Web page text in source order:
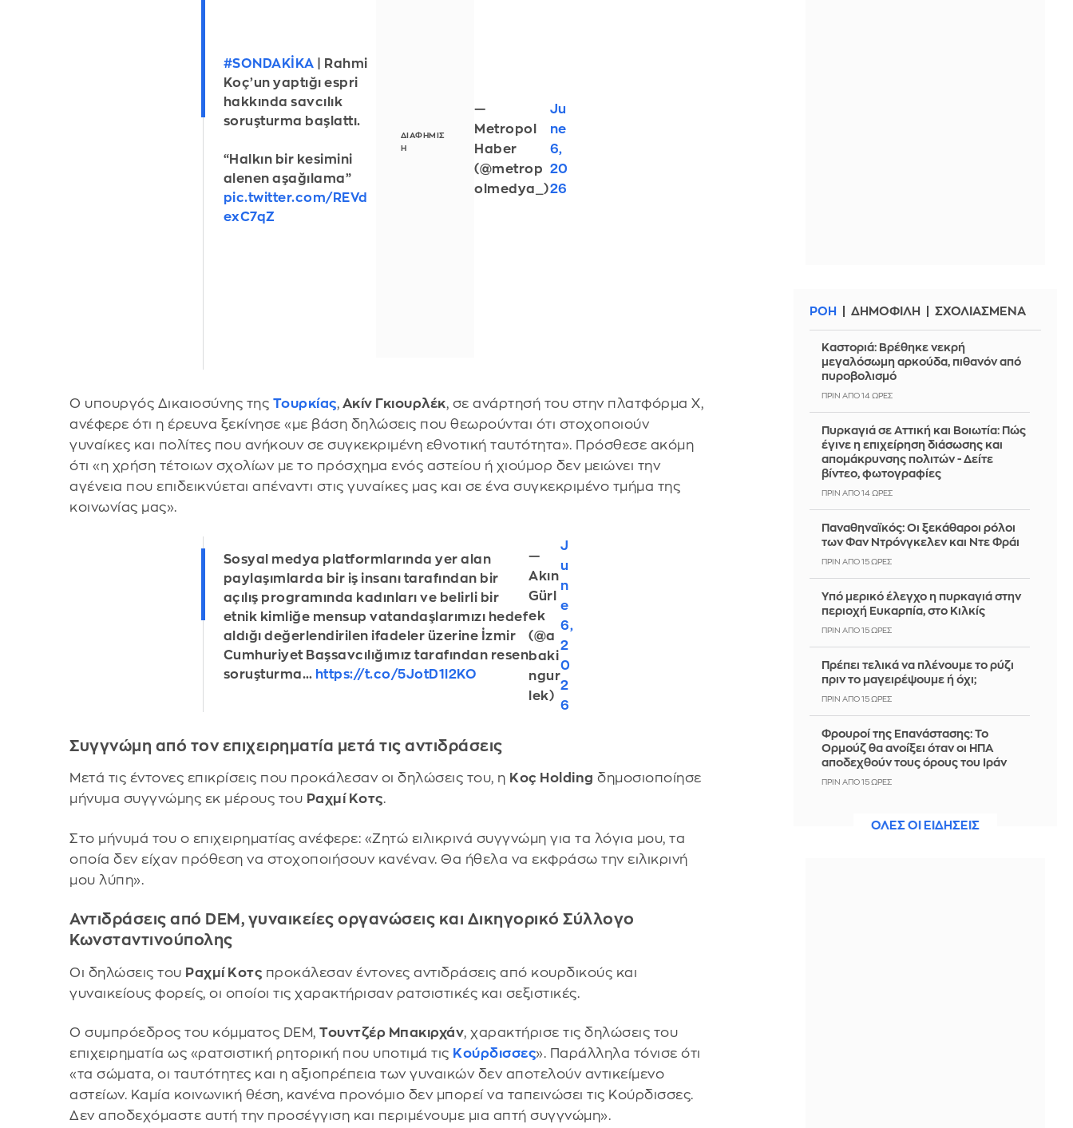
#SONDAKİKA | Rahmi
Koç’un yaptığı espri
hakkında savcılık
soruşturma başlattı.
“Halkın bir kesimini
alenen aşağılama”
pic.twitter.com/REVd
exC7qZ
—
Metropol
Haber
(@metrop
olmedya_)
Ju
ne
6,
20
26
Ο υπουργός Δικαιοσύνης της Τουρκίας, Ακίν Γκιουρλέκ, σε ανάρτησή του στην πλατφόρμα Χ,
ανέφερε ότι η έρευνα ξεκίνησε «με βάση δηλώσεις που θεωρούνται ότι στοχοποιούν
γυναίκες και πολίτες που ανήκουν σε συγκεκριμένη εθνοτική ταυτότητα». Πρόσθεσε ακόμη
ότι «η χρήση τέτοιων σχολίων με το πρόσχημα ενός αστείου ή χιούμορ δεν μειώνει την
αγένεια που επιδεικνύεται απέναντι στις γυναίκες μας και σε ένα συγκεκριμένο τμήμα της
κοινωνίας μας».
Sosyal medya platformlarında yer alan
paylaşımlarda bir iş insanı tarafından bir
açılış programında kadınları ve belirli bir
etnik kimliğe mensup vatandaşlarımızı hedef
aldığı değerlendirilen ifadeler üzerine İzmir
Cumhuriyet Başsavcılığımız tarafından resen
soruşturma… https://t.co/5JotD1l2KO
—
Akın
Gürl
ek
(@a
baki
ngur
lek)
J
u
n
e
6,
2
0
2
6
Συγγνώμη από τον επιχειρηματία μετά τις αντιδράσεις
Μετά τις έντονες επικρίσεις που προκάλεσαν οι δηλώσεις του, η Koç Holding δημοσιοποίησε
μήνυμα συγγνώμης εκ μέρους του Ραχμί Κοτς.
Στο μήνυμά του ο επιχειρηματίας ανέφερε: «Ζητώ ειλικρινά συγγνώμη για τα λόγια μου, τα
οποία δεν είχαν πρόθεση να στοχοποιήσουν κανέναν. Θα ήθελα να εκφράσω την ειλικρινή
μου λύπη».
Αντιδράσεις από DEM, γυναικείες οργανώσεις και Δικηγορικό Σύλλογο
Κωνσταντινούπολης
Οι δηλώσεις του Ραχμί Κοτς προκάλεσαν έντονες αντιδράσεις από κουρδικούς και
γυναικείους φορείς, οι οποίοι τις χαρακτήρισαν ρατσιστικές και σεξιστικές.
Ο συμπρόεδρος του κόμματος DEM,Τουντζέρ Μπακιρχάν, χαρακτήρισε τις δηλώσεις του
επιχειρηματία ως «ρατσιστική ρητορική που υποτιμά τις Κούρδισσες». Παράλληλα τόνισε ότι
«τα σώματα, οι ταυτότητες και η αξιοπρέπεια των γυναικών δεν αποτελούν αντικείμενο
αστείων. Καμία κοινωνική θέση, κανένα προνόμιο δεν μπορεί να ταπεινώσει τις Κούρδισσες.
Δεν αποδεχόμαστε αυτή την προσέγγιση και περιμένουμε μια απτή συγγνώμη».
ΡΟΗ ΔΗΜΟΦΙΛΗ ΣΧΟΛΙΑΣΜΕΝΑ
Καστοριά: Βρέθηκε νεκρή
μεγαλόσωμη αρκούδα, πιθανόν από
πυροβολισμό
ΠΡΙΝ ΑΠΌ 14 ΏΡΕΣ
Πυρκαγιά σε Αττική και Βοιωτία: Πώς
έγινε η επιχείρηση διάσωσης και
απομάκρυνσης πολιτών - Δείτε
βίντεο, φωτογραφίες
ΠΡΙΝ ΑΠΌ 14 ΏΡΕΣ
Παναθηναϊκός: Οι ξεκάθαροι ρόλοι
των Φαν Ντρόνγκελεν και Ντε Φράι
ΠΡΙΝ ΑΠΌ 15 ΏΡΕΣ
Υπό μερικό έλεγχο η πυρκαγιά στην
περιοχή Ευκαρπία, στο Κιλκίς
ΠΡΙΝ ΑΠΌ 15 ΏΡΕΣ
Πρέπει τελικά να πλένουμε το ρύζι
πριν το μαγειρέψουμε ή όχι;
ΠΡΙΝ ΑΠΌ 15 ΏΡΕΣ
Φρουροί της Επανάστασης: Το
Ορμούζ θα ανοίξει όταν οι ΗΠΑ
αποδεχθούν τους όρους του Ιράν
ΠΡΙΝ ΑΠΌ 15 ΏΡΕΣ
Εκατοντάδες τουρίστες αρρώστησαν
ΟΛΕΣ ΟΙ ΕΙΔΗΣΕΙΣ